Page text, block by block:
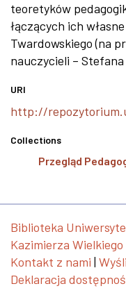
teoretyków
łączących ich
Twardowskiego (na
nauczycieli – Stefana
URI
http://
Collections
Przegląd
Biblioteka
Kazimierza Wielkiego
Kontakt z nami |
Deklaracja